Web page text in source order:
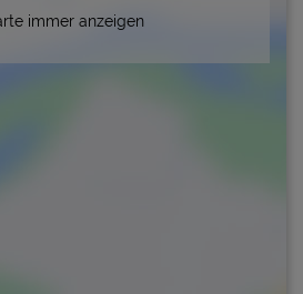
immer anzeigen